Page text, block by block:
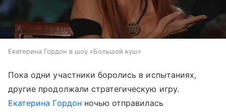
Екатерина Гордон в шоу «Большой куш»
Пока одни участники боролись в испытаниях,
другие продолжали стратегическую игру.
Екатерина Гордон ночью отправилась